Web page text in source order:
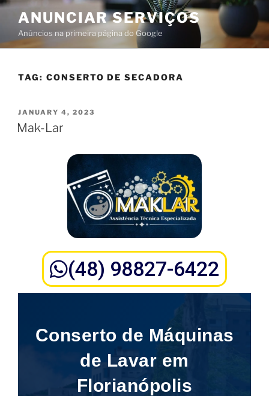
ANUNCIAR SERVIÇOS
Anúncios na primeira página do Google
TAG: CONSERTO DE SECADORA
JANUARY 4, 2023
Mak-Lar
(48) 98827-6422
Conserto de Máquinas
de Lavar em
Florianópolis